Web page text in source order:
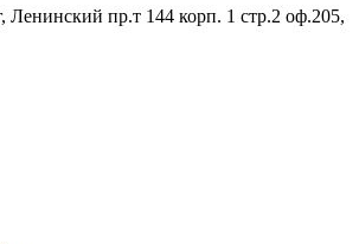
Ленинский пр.т 144 корп. 1 стр.2 оф.205,